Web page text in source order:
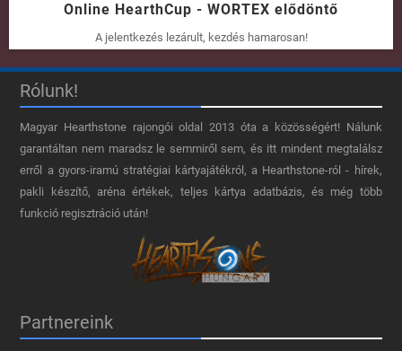
Online HearthCup - WORTEX elődöntő
A jelentkezés lezárult, kezdés hamarosan!
Rólunk!
Magyar Hearthstone​ rajongói oldal 2013 óta a közösségért! Nálunk
garantáltan nem maradsz le semmiről sem, és itt mindent megtalálsz
erről a gyors-iramú stratégiai kártyajátékról, a Hearthstone-ról - hírek,
pakli készítő, aréna értékek, teljes kártya adatbázis, és még több
funkció regisztráció után!
Partnereink